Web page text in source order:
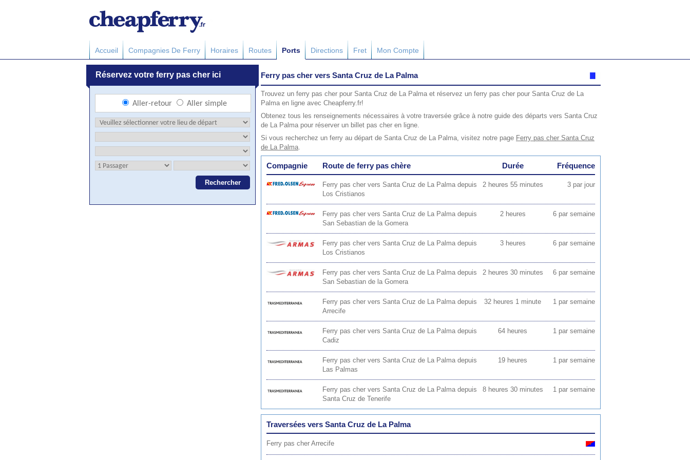
Accueil Compagnies De Ferry Horaires Routes Ports Directions Fret Mon Compte
Ferry pas cher vers Santa Cruz de La Palma
Trouvez un ferry pas cher pour Santa Cruz de La Palma et réservez un ferry pas cher pour Santa Cruz de La
Palma en ligne avec Cheapferry.fr!
Obtenez tous les renseignements nécessaires à votre traversée grâce à notre guide des départs vers Santa Cruz
de La Palma pour réserver un billet pas cher en ligne.
Si vous recherchez un ferry au départ de Santa Cruz de La Palma, visitez notre page Ferry pas cher Santa Cruz
de La Palma.
Compagnie Route de ferry pas chère Durée Fréquence
Ferry pas cher vers Santa Cruz de La Palma depuis
Los Cristianos
2 heures 55 minutes 3 par jour
Ferry pas cher vers Santa Cruz de La Palma depuis
San Sebastian de la Gomera
2 heures 6 par semaine
Ferry pas cher vers Santa Cruz de La Palma depuis
Los Cristianos
3 heures 6 par semaine
Ferry pas cher vers Santa Cruz de La Palma depuis
San Sebastian de la Gomera
2 heures 30 minutes 6 par semaine
Ferry pas cher vers Santa Cruz de La Palma depuis
Arrecife
32 heures 1 minute 1 par semaine
Ferry pas cher vers Santa Cruz de La Palma depuis
Cadiz
64 heures 1 par semaine
Ferry pas cher vers Santa Cruz de La Palma depuis
Las Palmas
19 heures 1 par semaine
Ferry pas cher vers Santa Cruz de La Palma depuis
Santa Cruz de Tenerife
8 heures 30 minutes 1 par semaine
Traversées vers Santa Cruz de La Palma
Ferry pas cher Arrecife